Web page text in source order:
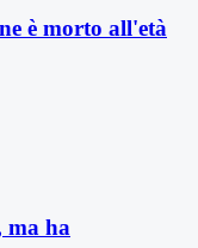
è morto all'età
ma ha